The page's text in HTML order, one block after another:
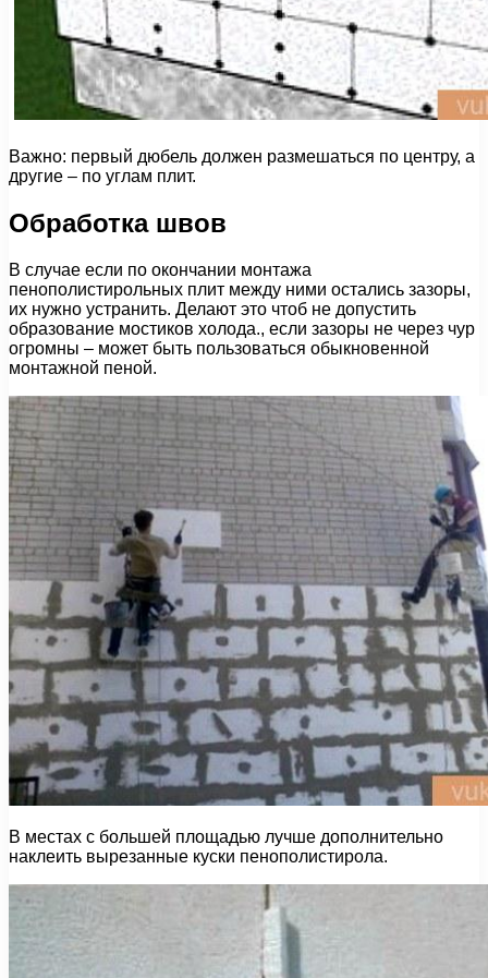
Важно: первый дюбель должен размешаться по центру, а
другие – по углам плит.
Обработка швов
В случае если по окончании монтажа
пенополистирольных плит между ними остались зазоры,
их нужно устранить. Делают это чтоб не допустить
образование мостиков холода., если зазоры не через чур
огромны – может быть пользоваться обыкновенной
монтажной пеной.
В местах с большей площадью лучше дополнительно
наклеить вырезанные куски пенополистирола.